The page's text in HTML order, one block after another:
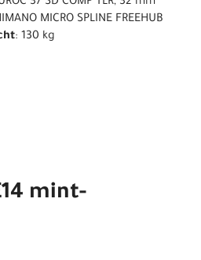
MICRO SPLINE FREEHUB
: 130 kg
mint-